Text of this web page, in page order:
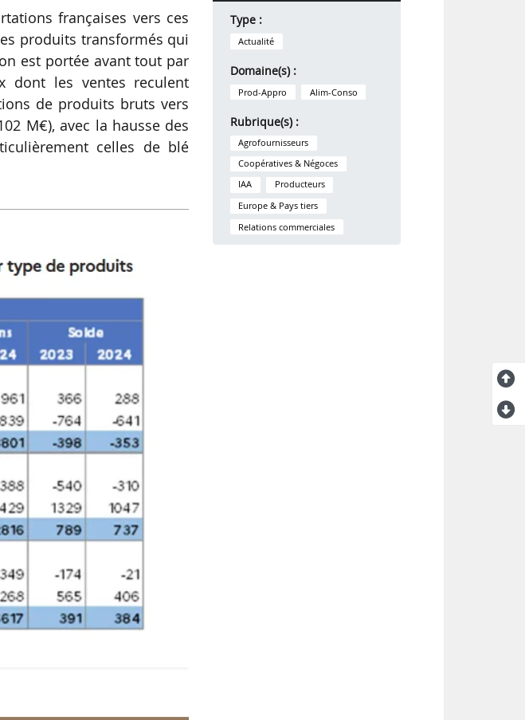
françaises vers ces
produits transformés qui
est portée avant tout par
dont les ventes reculent
de produits bruts vers
M€), avec la hausse des
celles de blé
Type :
Actualité
Domaine(s) :
Prod-Appro Alim-Conso
Rubrique(s) :
Agrofournisseurs
Coopératives & Négoces
IAA
Producteurs
Europe & Pays tiers
Relations commerciales